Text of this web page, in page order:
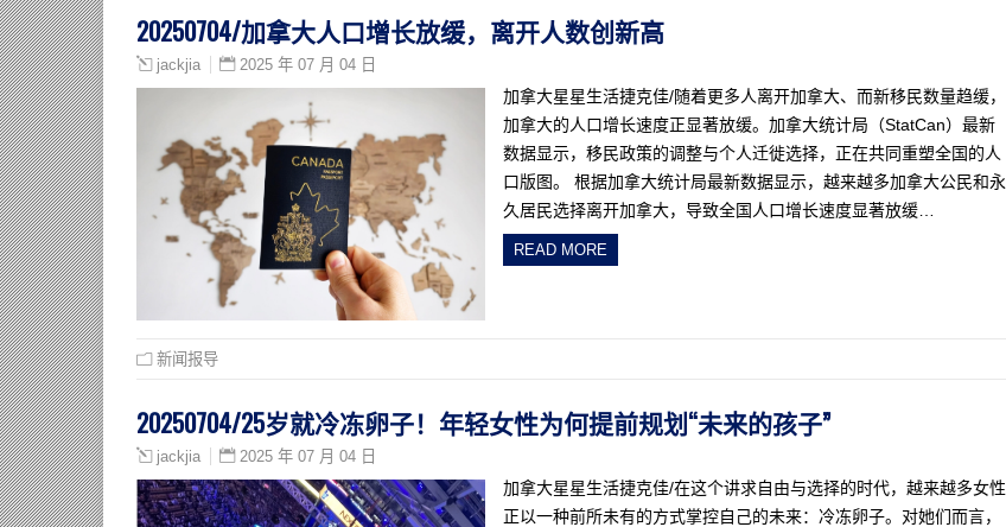
20250704/加拿大人口增长放缓，离开人数创新高
jackjia 2025 年 07 月 04 日
加拿大星星生活捷克佳/随着更多人离开加拿大、而新移民数量趋缓，
加拿大的人口增长速度正显著放缓。加拿大统计局（StatCan）最新
数据显示，移民政策的调整与个人迁徙选择，正在共同重塑全国的人
口版图。 根据加拿大统计局最新数据显示，越来越多加拿大公民和永
久居民选择离开加拿大，导致全国人口增长速度显著放缓…
READ MORE
新闻报导
20250704/25岁就冷冻卵子！年轻女性为何提前规划“未来的孩子”
jackjia 2025 年 07 月 04 日
加拿大星星生活捷克佳/在这个讲求自由与选择的时代，越来越多女性
正以一种前所未有的方式掌控自己的未来：冷冻卵子。对她们而言，